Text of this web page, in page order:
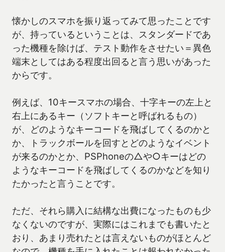
懐かしのスマホを振り返ってみて思ったことです
が、持っているということは、スタンダードであ
った機種を除けば、テスト動作をさせたい＝異色
端末としてはある程度出回ると言う思いがあった
からです。
例えば、10キースマホの場合、十字キーの左上と
右上にあるキー（ソフトキーと呼ばれるもの）
が、どのようなキーコードを飛ばしてくるのかと
か、トラックボールを回すとどのようなイベント
が来るのかとか、PSPhoneの△や○キーはどの
ようなキーコードを飛ばしてくるのかなどを知り
たかったと言うことです。
ただ、それら購入に結構な出費になったものも少
なくないのですが、実際にはこれまでも書いたと
おり、あまり売れたとは言えないものがほとんど